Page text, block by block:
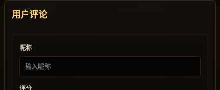
用户评论
昵称
评分